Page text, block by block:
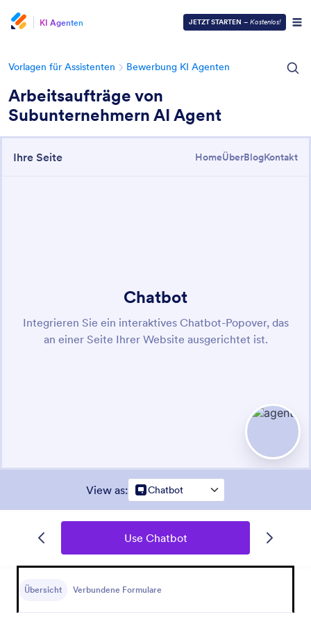
KI Agenten JETZT STARTEN – Kostenlos!
Vorlagen für Assistenten Bewerbung KI Agenten
Arbeitsaufträge von
Subunternehmern AI Agent
View as: Chatbot
Use Chatbot
Übersicht Verbundene Formulare